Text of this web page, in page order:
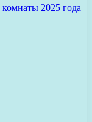
2025 года